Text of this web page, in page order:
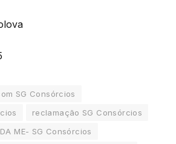
SG Consórcios
reclamação SG Consórcios
ME- SG Consórcios